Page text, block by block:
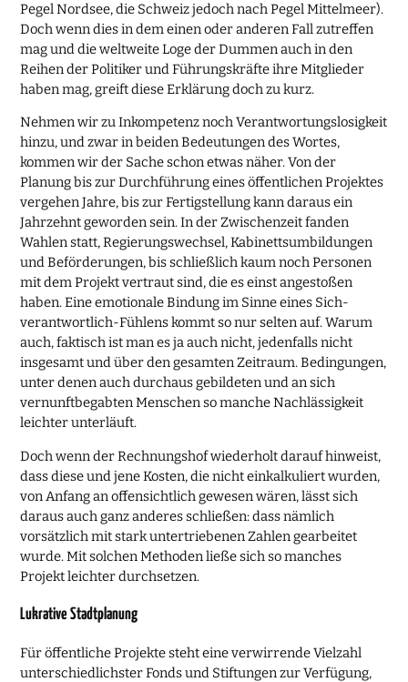
Pegel Nordsee, die Schweiz jedoch nach Pegel Mittelmeer).
Doch wenn dies in dem einen oder anderen Fall zutreffen
mag und die weltweite Loge der Dummen auch in den
Reihen der Politiker und Führungskräfte ihre Mitglieder
haben mag, greift diese Erklärung doch zu kurz.
Nehmen wir zu Inkompetenz noch Verantwortungslosigkeit
hinzu, und zwar in beiden Bedeutungen des Wortes,
kommen wir der Sache schon etwas näher. Von der
Planung bis zur Durchführung eines öffentlichen Projektes
vergehen Jahre, bis zur Fertigstellung kann daraus ein
Jahrzehnt geworden sein. In der Zwischenzeit fanden
Wahlen statt, Regierungswechsel, Kabinettsumbildungen
und Beförderungen, bis schließlich kaum noch Personen
mit dem Projekt vertraut sind, die es einst angestoßen
haben. Eine emotionale Bindung im Sinne eines Sich-
verantwortlich-Fühlens kommt so nur selten auf. Warum
auch, faktisch ist man es ja auch nicht, jedenfalls nicht
insgesamt und über den gesamten Zeitraum. Bedingungen,
unter denen auch durchaus gebildeten und an sich
vernunftbegabten Menschen so manche Nachlässigkeit
leichter unterläuft.
Doch wenn der Rechnungshof wiederholt darauf hinweist,
dass diese und jene Kosten, die nicht einkalkuliert wurden,
von Anfang an offensichtlich gewesen wären, lässt sich
daraus auch ganz anderes schließen: dass nämlich
vorsätzlich mit stark untertriebenen Zahlen gearbeitet
wurde. Mit solchen Methoden ließe sich so manches
Projekt leichter durchsetzen.
Lukrative Stadtplanung
Für öffentliche Projekte steht eine verwirrende Vielzahl
unterschiedlichster Fonds und Stiftungen zur Verfügung,